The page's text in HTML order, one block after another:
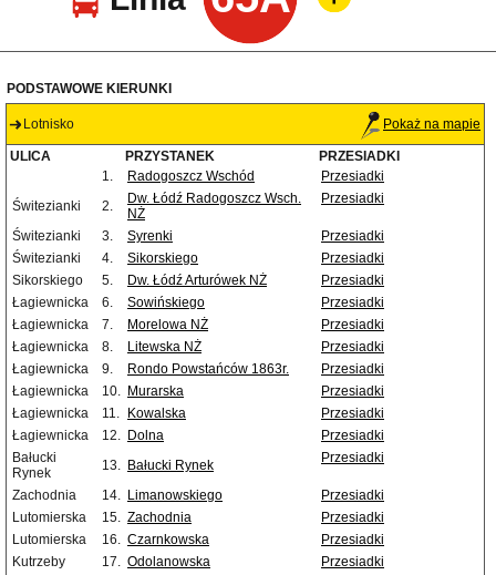
PODSTAWOWE KIERUNKI
Lotnisko Pokaż na mapie
ULICA PRZYSTANEK
PRZESIADKI
1.
Radogoszcz Wschód
Przesiadki
Świtezianki
2.
Dw. Łódź Radogoszcz Wsch.
NŻ
Przesiadki
Świtezianki 3. Syrenki
Przesiadki
Świtezianki
4. Sikorskiego
Przesiadki
Sikorskiego
5. Dw. Łódź Arturówek NŻ
Przesiadki
Łagiewnicka
6. Sowińskiego
Przesiadki
Łagiewnicka
7. Morelowa NŻ
Przesiadki
Łagiewnicka
8. Litewska NŻ
Przesiadki
Łagiewnicka
9. Rondo Powstańców 1863r.
Przesiadki
Łagiewnicka
10. Murarska
Przesiadki
Łagiewnicka
11. Kowalska
Przesiadki
Łagiewnicka
12. Dolna
Przesiadki
Bałucki
Rynek
13. Bałucki Rynek Przesiadki
Zachodnia 14. Limanowskiego
Przesiadki
Lutomierska
15. Zachodnia
Przesiadki
Lutomierska
16. Czarnkowska
Przesiadki
Kutrzeby
17. Odolanowska
Przesiadki